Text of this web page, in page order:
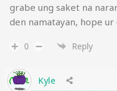
grabe ung saket na
den namatayan, hope ur
0 Reply
Kyle